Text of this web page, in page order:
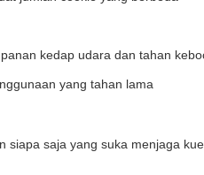
kedap udara dan tahan
yang tahan lama
siapa saja yang suka menjaga